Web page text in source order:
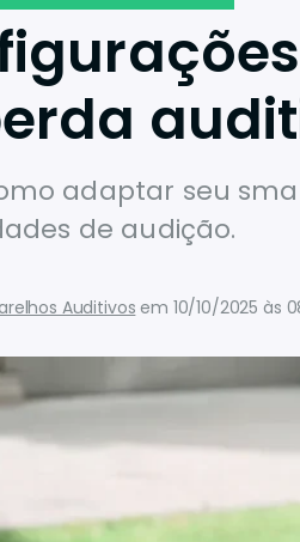
adaptar seu
de audição.
Auditivos em 10/10/2025 às